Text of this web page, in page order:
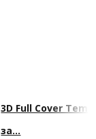
3D Full Cover
за...